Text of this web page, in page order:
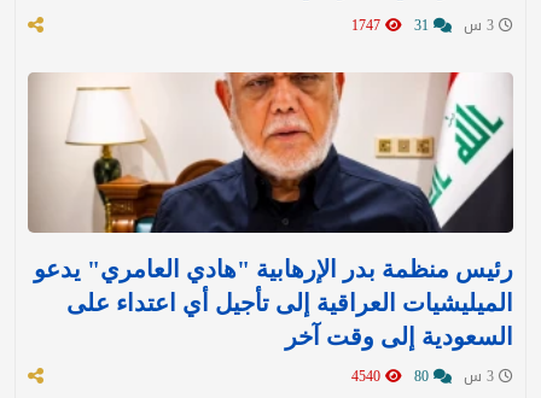
رئيس منظمة بدر الإرهابية "هادي العامري" يدعو
الميليشيات العراقية إلى تأجيل أي اعتداء على
السعودية إلى وقت آخر